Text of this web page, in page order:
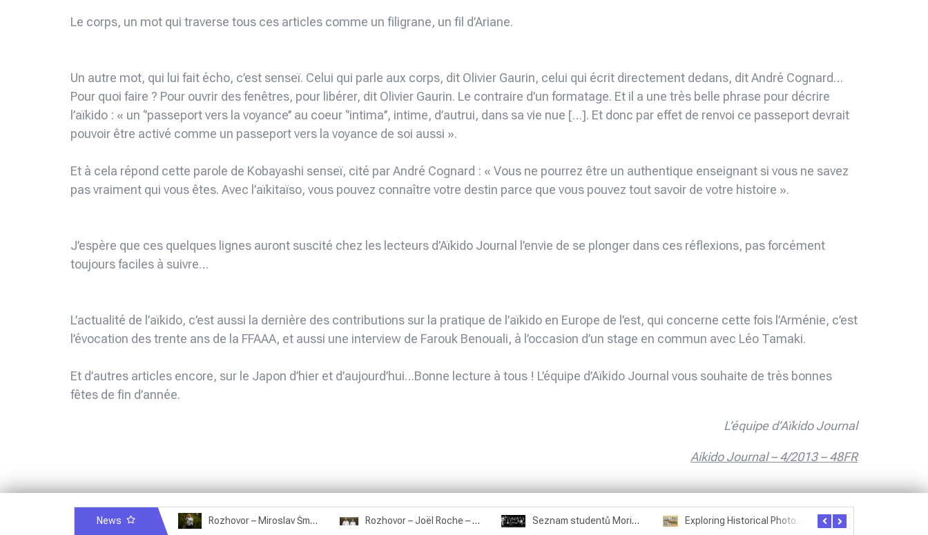
Le corps, un mot qui traverse tous ces articles comme un filigrane, un fil d’Ariane.
Un autre mot, qui lui fait écho, c’est senseï. Celui qui parle aux corps, dit Olivier Gaurin, celui qui écrit directement dedans, dit André Cognard…
Pour quoi faire ? Pour ouvrir des fenêtres, pour libérer, dit Olivier Gaurin. Le contraire d’un formatage. Et il a une très belle phrase pour décrire
l’aïkido : « un ‘’passeport vers la voyance’’ au coeur ‘’intima’’, intime, d’autrui, dans sa vie nue […]. Et donc par effet de renvoi ce passeport devrait
pouvoir être activé comme un passeport vers la voyance de soi aussi ».
Et à cela répond cette parole de Kobayashi senseï, cité par André Cognard : « Vous ne pourrez être un authentique enseignant si vous ne savez
pas vraiment qui vous êtes. Avec l’aïkitaïso, vous pouvez connaître votre destin parce que vous pouvez tout savoir de votre histoire ».
J’espère que ces quelques lignes auront suscité chez les lecteurs d’Aïkido Journal l’envie de se plonger dans ces réflexions, pas forcément
toujours faciles à suivre…
L’actualité de l’aïkido, c’est aussi la dernière des contributions sur la pratique de l’aïkido en Europe de l’est, qui concerne cette fois l’Arménie, c’est
l’évocation des trente ans de la FFAAA, et aussi une interview de Farouk Benouali, à l’occasion d’un stage en commun avec Léo Tamaki.
Et d’autres articles encore, sur le Japon d’hier et d’aujourd’hui…Bonne lecture à tous ! L’équipe d’Aïkido Journal vous souhaite de très bonnes
fêtes de fin d’année.
L’équipe d’Aïkido Journal
Aikido Journal – 4/2013 – 48FR
News Rozhovor – Miroslav Šmíd – 22.3.2025 Rozhovor – Joël Roche – 12.4.2025 – Praha, Karlín Seznam studentů Moriheie Ueshiby Exploring Historical Photos – Postcard from the Kwantung Army